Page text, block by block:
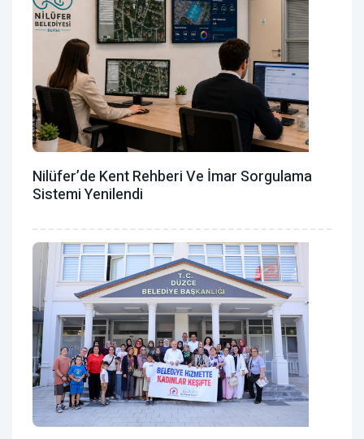
Nilüfer’de Kent Rehberi Ve İmar Sorgulama
Sistemi Yenilendi